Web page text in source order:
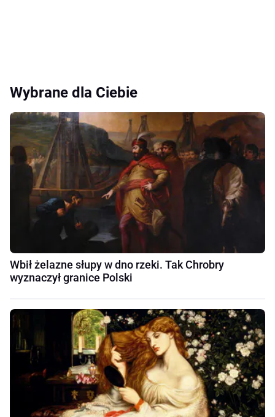
Wybrane dla Ciebie
Wbił żelazne słupy w dno rzeki. Tak Chrobry
wyznaczył granice Polski